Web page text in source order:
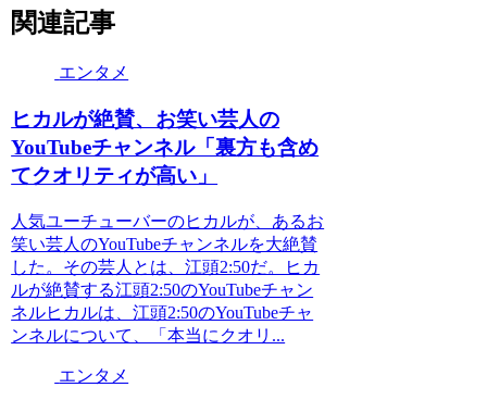
関連記事
エンタメ
ヒカルが絶賛、お笑い芸人の
YouTubeチャンネル「裏方も含め
てクオリティが高い」
人気ユーチューバーのヒカルが、あるお
笑い芸人のYouTubeチャンネルを大絶賛
した。その芸人とは、江頭2:50だ。ヒカ
ルが絶賛する江頭2:50のYouTubeチャン
ネルヒカルは、江頭2:50のYouTubeチャ
ンネルについて、「本当にクオリ...
エンタメ